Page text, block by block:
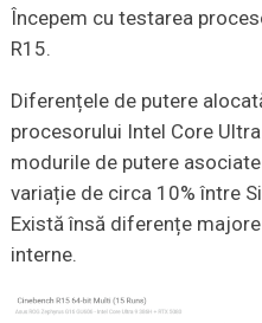
Începem cu testarea
R15.
Diferențele de putere
procesorului Intel Core
modurile de putere
variație de circa 10% între
Există însă diferențe
interne.